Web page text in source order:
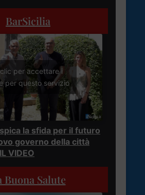
BarSicilia
per accettare i
per questo servizio
la sfida per il futuro
governo della città
VIDEO
Buona Salute